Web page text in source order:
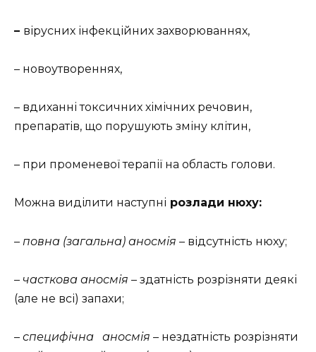
– вірусних інфекційних захворюваннях,
– новоутвореннях,
– вдиханні токсичних хімічних речовин,
препаратів, що порушують зміну клітин,
– при променевої терапії на область голови.
Можна виділити наступні розлади нюху:
– повна (загальна) аносмія – відсутність нюху;
– часткова аносмія – здатність розрізняти деякі
(але не всі) запахи;
– специфічна аносмія – нездатність розрізняти